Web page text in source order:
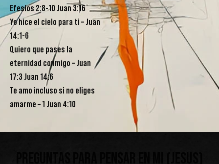
Efesios 2:8-10 Juan 3:16
Yo hice el cielo para ti – Juan
14:1-6
Quiero que pases la
eternidad conmigo – Juan
17:3 Juan 14:6
Te amo incluso si no eliges
amarme – 1 Juan 4:10